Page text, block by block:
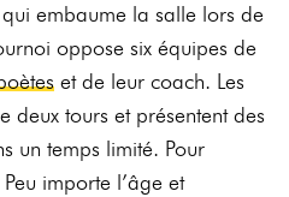
embaume la salle lors de
oppose six équipes de
et de leur coach. Les
deux tours et présentent des
un temps limité. Pour
importe l’âge et